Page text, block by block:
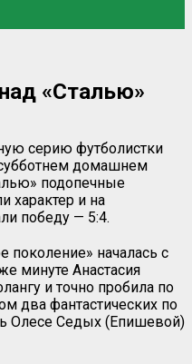
«Сталью»
серию футболистки
домашнем
подопечные
характер и на
победу — 5:4.
поколение» началась с
минуте Анастасия
и точно пробила по
два фантастических по
Олесе Седых (Епишевой)